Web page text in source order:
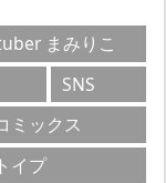
まみりこ
SNS
ミックス
イプ